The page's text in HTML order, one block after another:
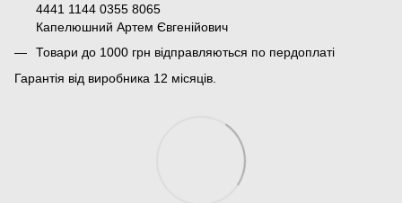
4441 1144 0355 8065
Капелюшний Артем Євгенійович
Товари до 1000 грн відправляються по пердоплаті
Гарантія від виробника 12 місяців.